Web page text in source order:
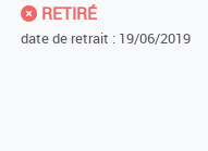
RETIRÉ
date de retrait : 19/06/2019